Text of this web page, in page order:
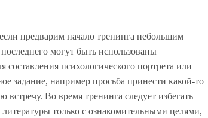
предварим начало тренинга небольшим
могут быть использованы
составления психологического портрета или
задание, например просьба принести какой-то
Во время тренинга следует избегать
только с ознакомительными целями,